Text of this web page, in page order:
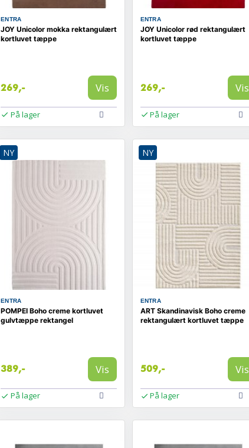
ENTRA
JOY Unicolor mokka rektangulært
kortluvet tæppe
269,- Vis
På lager
ENTRA
JOY Unicolor rød rektangulært
kortluvet tæppe
269,- Vis
På lager
NY
ENTRA
POMPEI Boho creme kortluvet
gulvtæppe rektangel
389,- Vis
På lager
NY
ENTRA
ART Skandinavisk Boho creme
rektangulært kortluvet tæppe
509,- Vis
På lager